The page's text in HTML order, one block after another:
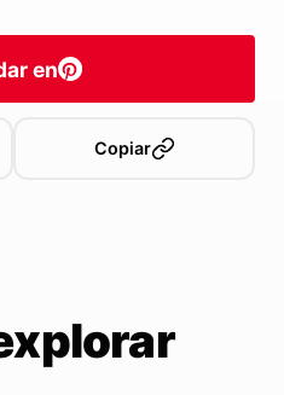
en
Copiar